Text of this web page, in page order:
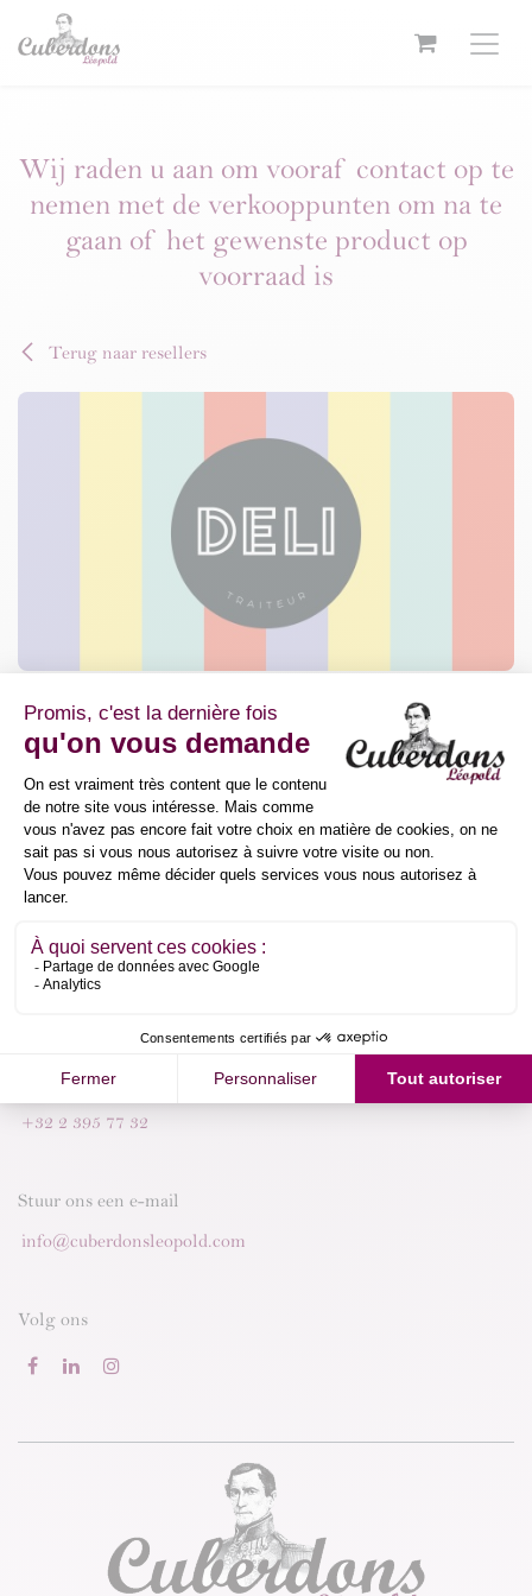
Overslaan naar inhoud
Wij raden u aan om vooraf contact op te
nemen met de verkooppunten om na te
gaan of het gewenste product op
voorraad is
Terug naar resellers
1310 LA HULPE
België
+32 2 633 60 24
mag484@delitraiteur.be
Goud
DLTBE LA HULPE-
Bel ons
+32 2 395 77 32
Stuur ons een e-mail
info@cuberdonsleopold.com
Volg ons